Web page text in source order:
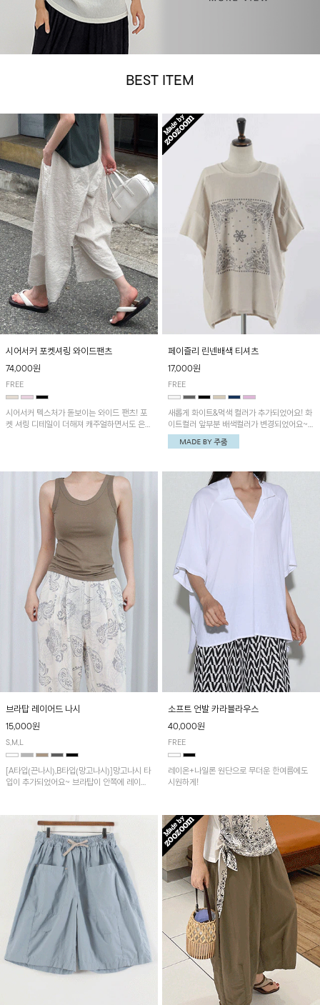
BEST ITEM
시어서커 포켓셔링 와이드팬츠
74,000원
FREE
시어서커 텍스처가 돋보이는 와이드 팬츠! 포
켓 셔링 디테일이 더해져 캐주얼하면서도 은은
아이템으로 활용하기 좋아요~
페이즐리 린넨배색 티셔츠
17,000원
FREE
새롭게 화이트&먹색 컬러가 추가되었어요! 화
이트컬러 앞부분 배색컬러가 변경되었어요~
중앙 린넨배색으로 유니크하면서 페이즐리 패
턴으로 감각적인 분위기를 연출이 가능한 티셔
브라탑 레이어드 나시
15,000원
S,M,L
[A타입(끈나시),B타입(망고나시)]망고나시 타
입이 추가되었어요~ 브라탑이 안쪽에 레이어
소프트 언발 카라블라우스
40,000원
FREE
레이온+나일론 원단으로 무더운 한여름에도
시원하게!